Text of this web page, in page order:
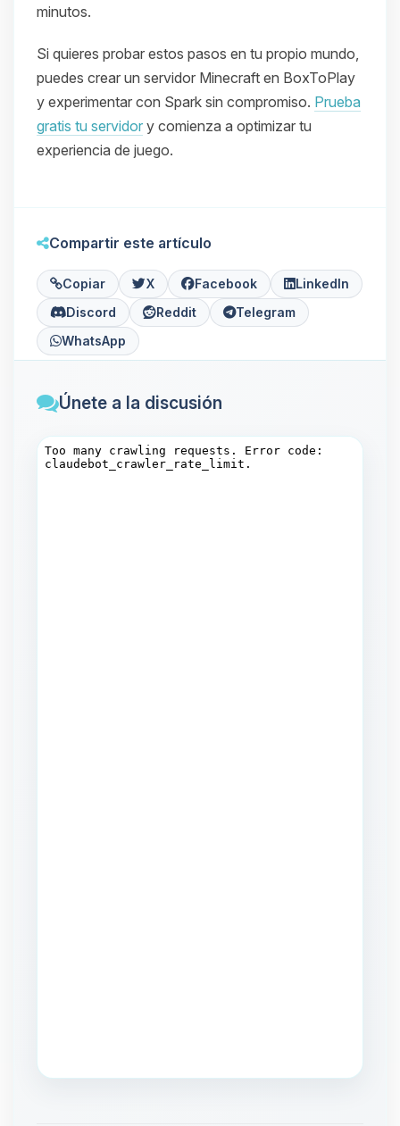
minutos.
Si quieres probar estos pasos en tu propio mundo,
puedes crear un servidor Minecraft en BoxToPlay
y experimentar con Spark sin compromiso. Prueba
gratis tu servidor y comienza a optimizar tu
experiencia de juego.
Compartir este artículo
Copiar X Facebook
LinkedIn
Discord
Reddit
Telegram
WhatsApp
Únete a la discusión